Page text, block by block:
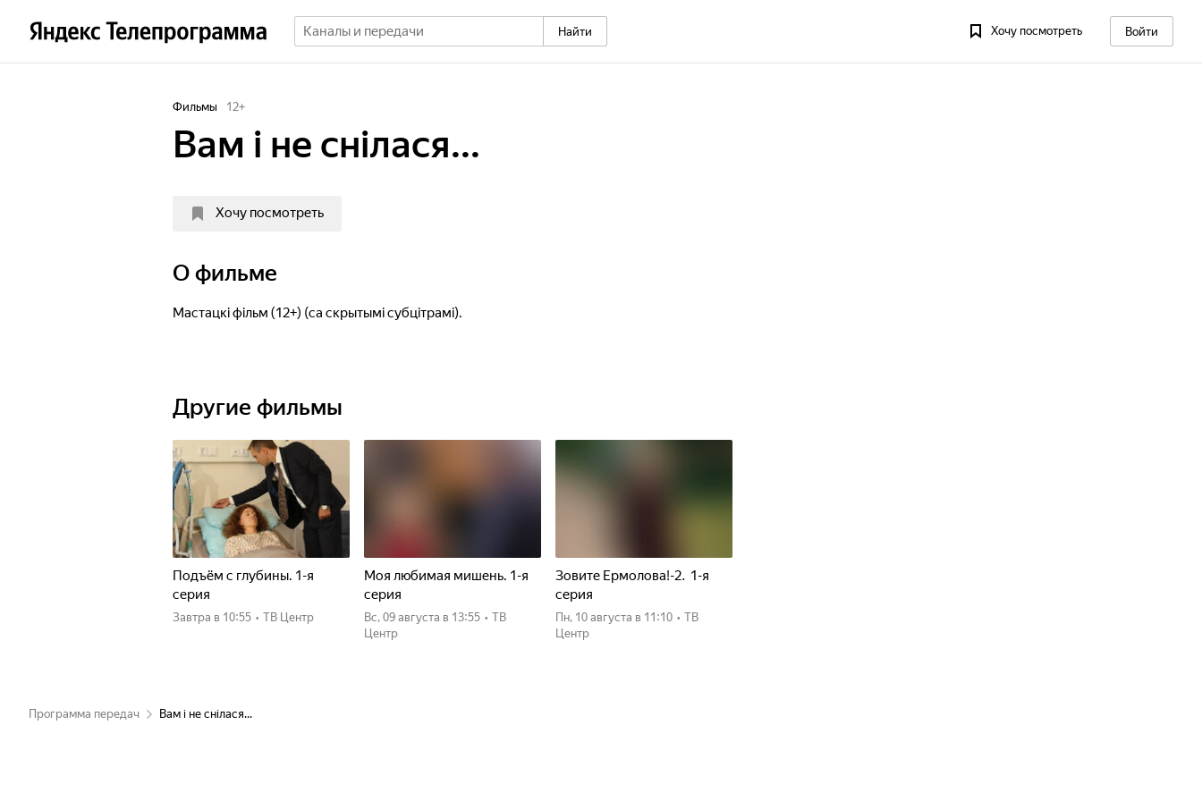
Найти Хочу посмотреть Войти
Фильмы 12+
Вам і не снілася...
Хочу посмотреть
О фильме
Мастацкі фільм (12+) (са скрытымі субцітрамі).
Другие фильмы
Подъём с глубины. 1-я
серия
Завтра в 10:55 • ТВ Центр
Моя любимая мишень. 1-я
серия
вс, 09 августа в 13:55 • ТВ
Центр
Зовите Ермолова!-2. 1-я
серия
пн, 10 августа в 11:10 • ТВ
Центр
Программа передач Вам і не снілася...